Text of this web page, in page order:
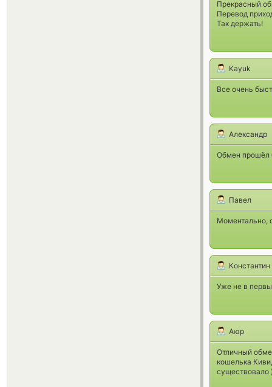
Прекрасный
Перевод
Так держать!
Kayuk
Все очень
Александр
Обмен прошёл
Павел
Моментально,
Константин
Уже не в
Аюр
Отличный
кошелька
существовало